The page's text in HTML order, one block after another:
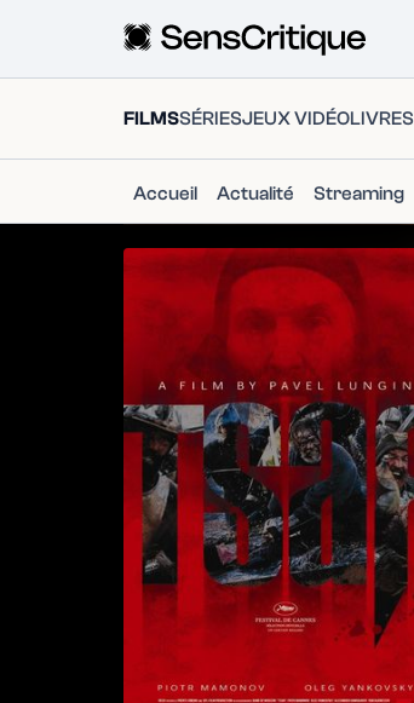
FILMSSÉRIESJEUX VIDÉOLIVRES
Accueil Actualité Streaming